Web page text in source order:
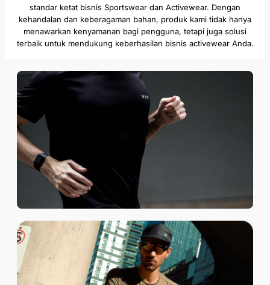
standar ketat bisnis Sportswear dan Activewear. Dengan
kehandalan dan keberagaman bahan, produk kami tidak hanya
menawarkan kenyamanan bagi pengguna, tetapi juga solusi
terbaik untuk mendukung keberhasilan bisnis activewear Anda.